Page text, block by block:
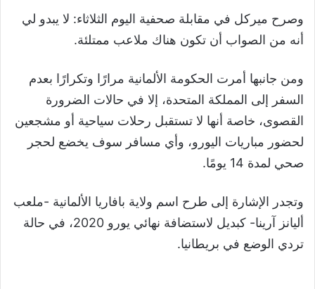
وصرح ميركل في مقابلة صحفية اليوم الثلاثاء: لا يبدو لي
أنه من الصواب أن تكون هناك ملاعب ممتلئة.
ومن جانبها أمرت الحكومة الألمانية مرارًا وتكرارًا بعدم
السفر إلى المملكة المتحدة، إلا في حالات الضرورة
القصوى، خاصة أنها لا تستقبل رحلات سياحية أو مشجعين
لحضور مباريات اليورو، وأي مسافر سوف يخضع لحجر
صحي لمدة 14 يومًا.
وتجدر الإشارة إلى طرح اسم ولاية بافاريا الألمانية -ملعب
أليانز آرينا- كبديل لاستضافة نهائي يورو 2020، في حالة
تردي الوضع في بريطانيا.